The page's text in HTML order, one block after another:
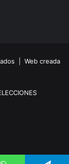
| Web creada